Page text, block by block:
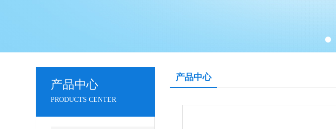
产品中心
PRODUCTS CENTER
产品中心